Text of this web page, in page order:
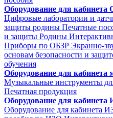
Оборудование для кабинета
Цифровые лаборатории и
защиты родины Печатные
и защиты Родины
Приборы по ОБЗР Экранно-
основам безопасности и
обучения
Оборудование для кабинета
Музыкальные инструменты
Печатная продукция
Оборудование для кабинета
Оборудование для кабинета